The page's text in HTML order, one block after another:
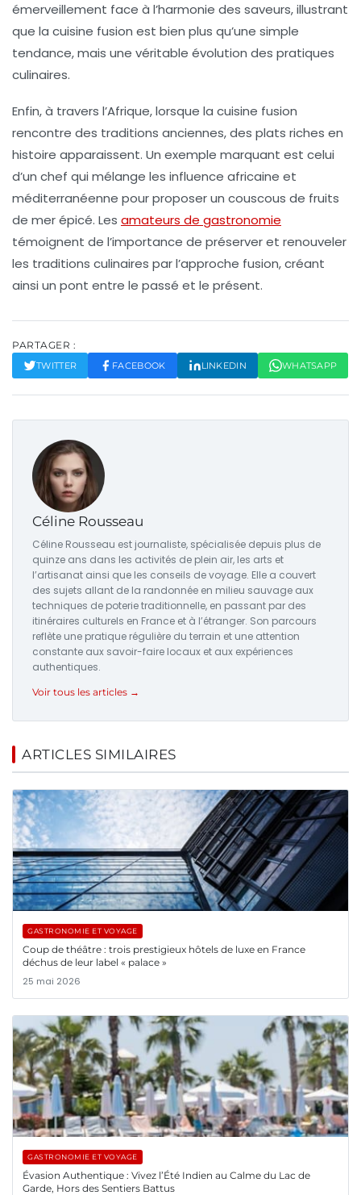
émerveillement face à l’harmonie des saveurs, illustrant
que la cuisine fusion est bien plus qu’une simple
tendance, mais une véritable évolution des pratiques
culinaires.
Enfin, à travers l’Afrique, lorsque la cuisine fusion
rencontre des traditions anciennes, des plats riches en
histoire apparaissent. Un exemple marquant est celui
d’un chef qui mélange les influence africaine et
méditerranéenne pour proposer un couscous de fruits
de mer épicé. Les amateurs de gastronomie
témoignent de l’importance de préserver et renouveler
les traditions culinaires par l’approche fusion, créant
ainsi un pont entre le passé et le présent.
PARTAGER :
TWITTER FACEBOOK LINKEDIN WHATSAPP
Céline Rousseau
Céline Rousseau est journaliste, spécialisée depuis plus de
quinze ans dans les activités de plein air, les arts et
l’artisanat ainsi que les conseils de voyage. Elle a couvert
des sujets allant de la randonnée en milieu sauvage aux
techniques de poterie traditionnelle, en passant par des
itinéraires culturels en France et à l’étranger. Son parcours
reflète une pratique régulière du terrain et une attention
constante aux savoir-faire locaux et aux expériences
authentiques.
Voir tous les articles →
ARTICLES SIMILAIRES
GASTRONOMIE ET VOYAGE
Coup de théâtre : trois prestigieux hôtels de luxe en France
déchus de leur label « palace »
25 mai 2026
GASTRONOMIE ET VOYAGE
Évasion Authentique : Vivez l’Été Indien au Calme du Lac de
Garde, Hors des Sentiers Battus